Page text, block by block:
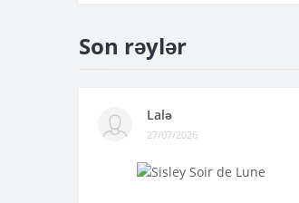
Son rəylər
Lalə
27/07/2026